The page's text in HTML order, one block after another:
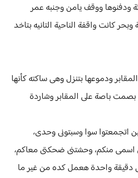
ودفنوها ووقف يامن وجنبه عمر
كانت واقفة الناحية التانيه بتاخد
ودموعها بتنزل وهى ساكته كأنها
باصة على المقابر وشاردة
اتجمعتوا سوا وسبتونى وحدى،
اسمى منكم، وحشتنى ضحكتى معاكم،
دقيقة واحدة هعمل كده من غير ما